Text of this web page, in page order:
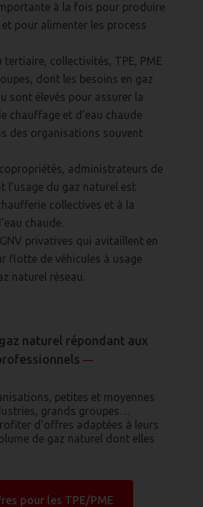
à la fois pour produire
pour alimenter les process
tertiaire, collectivités, TPE, PME
dont les besoins en gaz
sont élevés pour assurer la
chauffage et d’eau chaude
des organisations souvent
copropriétés, administrateurs de
l’usage du gaz naturel est
collectives et à la
chaude.
privatives qui avitaillent en
flotte de véhicules à usage
naturel réseau.
naturel répondant aux
—
petites et moyennes
grands groupes…
d’offres adaptées à leurs
de gaz naturel dont elles
pour les TPE/PME